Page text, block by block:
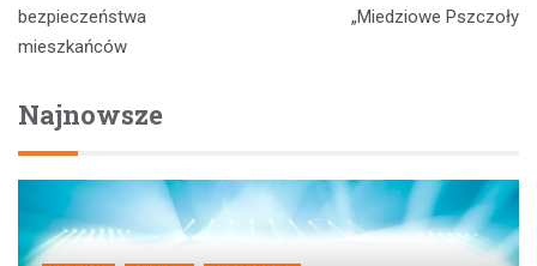
bezpieczeństwa
mieszkańców
„Miedziowe Pszczoły
Najnowsze